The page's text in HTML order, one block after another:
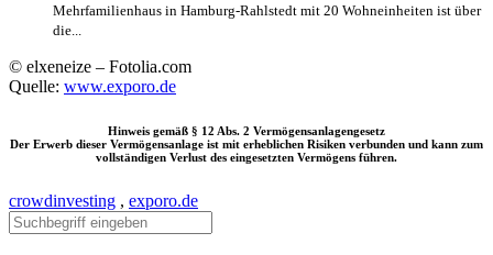
Mehrfamilienhaus in Hamburg-Rahlstedt mit 20 Wohneinheiten ist über
die...
© elxeneize – Fotolia.com
Quelle: www.exporo.de
Hinweis gemäß § 12 Abs. 2 Vermögensanlagengesetz
Der Erwerb dieser Vermögensanlage ist mit erheblichen Risiken verbunden und kann zum
vollständigen Verlust des eingesetzten Vermögens führen.
crowdinvesting , exporo.de